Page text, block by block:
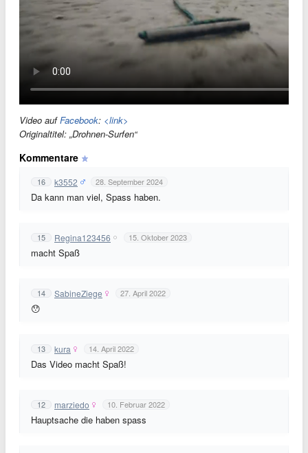
Video aufFacebook: <link>
Originaltitel: „Drohnen-Surfen“
Kommentare
16 k3552 28. September 2024
Da kann man viel, Spass haben.
15 Regina123456 15. Oktober 2023
macht Spaß
14 SabineZiege 27. April 2022
😯
13 kura 14. April 2022
Das Video macht Spaß!
12 marziedo 10. Februar 2022
Hauptsache die haben spass